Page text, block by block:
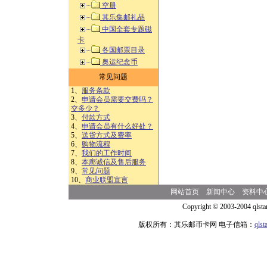
空册
其乐集邮礼品
中国全套专题磁
卡
各国邮票目录
奥运纪念币
常见问题
1、 服务条款
2、 申请会员需要交费吗？
交多少？
3、 付款方式
4、 申请会员有什么好处？
5、 送货方式及费率
6、 购物流程
7、 我们的工作时间
8、 本廊诚信及售后服务
9、 常见问题
10、 商业联盟宣言
网站首页 新闻中心
资料中
Copyright © 2003-2004
版权所有：其乐邮币卡网 电子信箱：